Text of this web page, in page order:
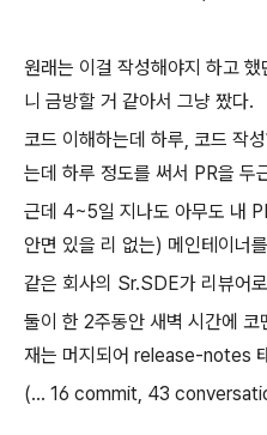
원래는 이걸 작성해야지 하고
니 금방할 거 같아서 그냥 짰다.
코드 이해하는데 하루, 코드 작
는데 하루 정도를 써서 PR을 두
근데 4~5일 지나도 아무도 내
안면 있을 리 없는) 메인테이너
같은 회사의 Sr.SDE가 리뷰어
둘이 한 2주동안 새벽 시간에
재는 머지되어 release-notes
(... 16 commit, 43